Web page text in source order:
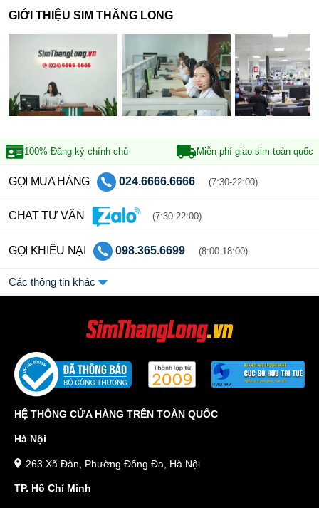
GIỚI THIỆU SIM THĂNG LONG
100% Đăng ký chính chủ Miễn phí giao sim toàn quốc
GỌI MUA HÀNG 024.6666.6666 (7:30-22:00)
CHAT TƯ VẤN (7:30-22:00)
GỌI KHIẾU NẠI 098.365.6699 (8:00-18:00)
Các thông tin khác
HỆ THỐNG CỬA HÀNG TRÊN TOÀN QUỐC
Hà Nội
263 Xã Đàn, Phường Đống Đa, Hà Nội
TP. Hồ Chí Minh